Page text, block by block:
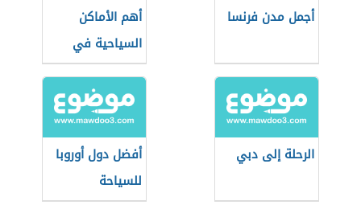
أجمل مدن فرنسا
أهم الأماكن
السياحية في
طرابزون
الرحلة إلى دبي
أفضل دول أوروبا
للسياحة